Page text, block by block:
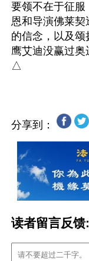
要领不在于征服
恩和导演佛莱契
的信念，以及
鹰艾迪没赢过奥
分享到：
读者留言反馈: